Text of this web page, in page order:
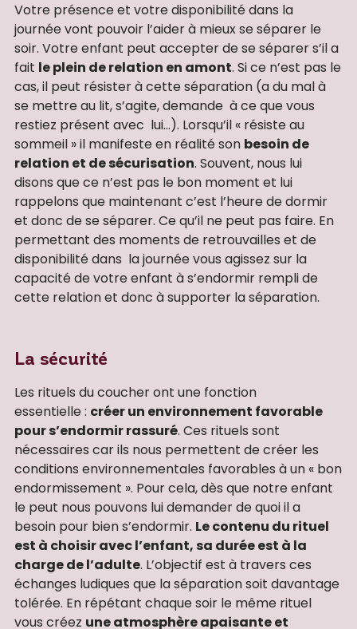
Votre présence et votre disponibilité dans la
journée vont pouvoir l’aider à mieux se séparer le
soir. Votre enfant peut accepter de se séparer s’il a
fait le plein de relation en amont. Si ce n’est pas le
cas, il peut résister à cette séparation (a du mal à
se mettre au lit, s’agite, demande à ce que vous
restiez présent avec lui…). Lorsqu’il « résiste au
sommeil » il manifeste en réalité son besoin de
relation et de sécurisation. Souvent, nous lui
disons que ce n’est pas le bon moment et lui
rappelons que maintenant c’est l’heure de dormir
et donc de se séparer. Ce qu’il ne peut pas faire. En
permettant des moments de retrouvailles et de
disponibilité dans la journée vous agissez sur la
capacité de votre enfant à s’endormir rempli de
cette relation et donc à supporter la séparation.
La sécurité
Les rituels du coucher ont une fonction
essentielle : créer un environnement favorable
pour s’endormir rassuré. Ces rituels sont
nécessaires car ils nous permettent de créer les
conditions environnementales favorables à un « bon
endormissement ». Pour cela, dès que notre enfant
le peut nous pouvons lui demander de quoi il a
besoin pour bien s’endormir. Le contenu du rituel
est à choisir avec l’enfant, sa durée est à la
charge de l’adulte. L’objectif est à travers ces
échanges ludiques que la séparation soit davantage
tolérée. En répétant chaque soir le même rituel
vous créez une atmosphère apaisante et